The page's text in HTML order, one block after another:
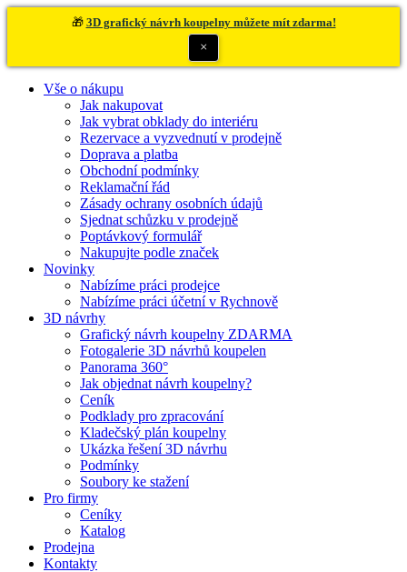
🎁 3D grafický návrh koupelny můžete mít zdarma!
×
Vše o nákupu
Jak nakupovat
Jak vybrat obklady do interiéru
Rezervace a vyzvednutí v prodejně
Doprava a platba
Obchodní podmínky
Reklamační řád
Zásady ochrany osobních údajů
Sjednat schůzku v prodejně
Poptávkový formulář
Nakupujte podle značek
Novinky
Nabízíme práci prodejce
Nabízíme práci účetní v Rychnově
3D návrhy
Grafický návrh koupelny ZDARMA
Fotogalerie 3D návrhů koupelen
Panorama 360°
Jak objednat návrh koupelny?
Ceník
Podklady pro zpracování
Kladečský plán koupelny
Ukázka řešení 3D návrhu
Podmínky
Soubory ke stažení
Pro firmy
Ceníky
Katalog
Prodejna
Kontakty